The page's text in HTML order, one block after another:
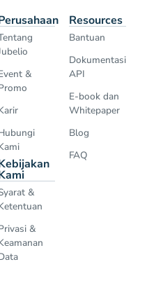
&
&
&
Resources
Bantuan
Dokumentasi
API
E-book dan
Whitepaper
Blog
FAQ